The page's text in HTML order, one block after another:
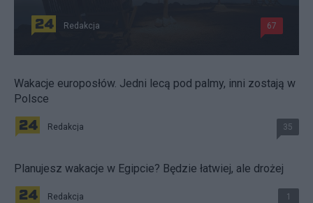
Redakcja 67
Wakacje europosłów. Jedni lecą pod palmy, inni zostają w
Polsce
Redakcja 35
Planujesz wakacje w Egipcie? Będzie łatwiej, ale drożej
Redakcja 1